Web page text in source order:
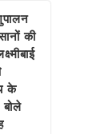
की
के
बोले